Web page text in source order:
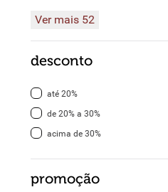
Ver mais 52
desconto
até 20%
de 20% a 30%
acima de 30%
promoção